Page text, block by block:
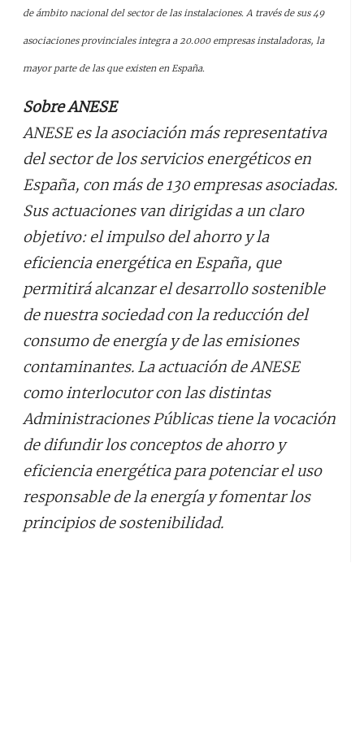
de ámbito nacional del sector de las instalaciones. A través de sus 49
asociaciones provinciales integra a 20.000 empresas instaladoras, la
mayor parte de las que existen en España.
Sobre ANESE
ANESE es la asociación más representativa
del sector de los servicios energéticos en
España, con más de 130 empresas asociadas.
Sus actuaciones van dirigidas a un claro
objetivo: el impulso del ahorro y la
eficiencia energética en España, que
permitirá alcanzar el desarrollo sostenible
de nuestra sociedad con la reducción del
consumo de energía y de las emisiones
contaminantes. La actuación de ANESE
como interlocutor con las distintas
Administraciones Públicas tiene la vocación
de difundir los conceptos de ahorro y
eficiencia energética para potenciar el uso
responsable de la energía y fomentar los
principios de sostenibilidad.